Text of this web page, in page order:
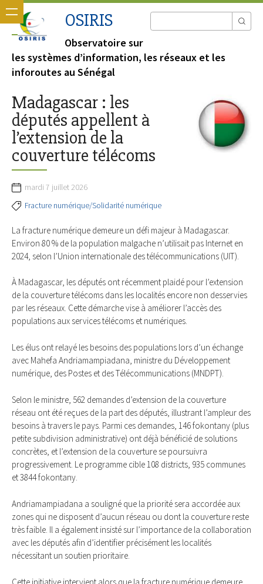
OSIRIS
Observatoire sur
les systèmes d’information, les réseaux et les
inforoutes au Sénégal
Madagascar : les
députés appellent à
l’extension de la
couverture télécoms
mardi 7 juillet 2026
Fracture numérique/Solidarité numérique
La fracture numérique demeure un défi majeur à Madagascar.
Environ 80 % de la population malgache n’utilisait pas Internet en
2024, selon l’Union internationale des télécommunications (UIT).
À Madagascar, les députés ont récemment plaidé pour l’extension
de la couverture télécoms dans les localités encore non desservies
par les réseaux. Cette démarche vise à améliorer l’accès des
populations aux services télécoms et numériques.
Les élus ont relayé les besoins des populations lors d’un échange
avec Mahefa Andriamampiadana, ministre du Développement
numérique, des Postes et des Télécommunications (MNDPT).
Selon le ministre, 562 demandes d’extension de la couverture
réseau ont été reçues de la part des députés, illustrant l’ampleur des
besoins à travers le pays. Parmi ces demandes, 146 fokontany (plus
petite subdivision administrative) ont déjà bénéficié de solutions
concrètes, et l’extension de la couverture se poursuivra
progressivement. Le programme cible 108 districts, 935 communes
et 3844 fokontany.
Andriamampiadana a souligné que la priorité sera accordée aux
zones qui ne disposent d’aucun réseau ou dont la couverture reste
très faible. Il a également insisté sur l’importance de la collaboration
avec les députés afin d’identifier précisément les localités
nécessitant un soutien prioritaire.
Cette initiative intervient alors que la fracture numérique demeure